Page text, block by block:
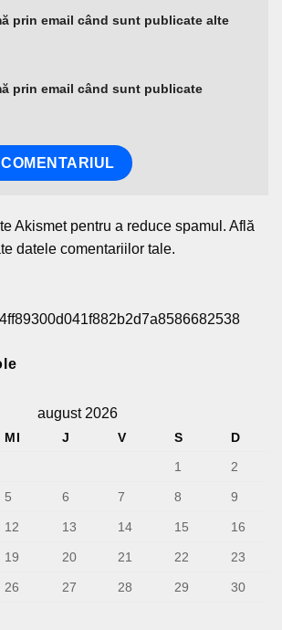
prin email când sunt publicate alte
prin email când sunt publicate
Akismet pentru a reduce spamul. Află
datele comentariilor tale.
august 2026
MI J V S
D
1
2
5 6 7 8 9
12 13 14 15 16
19 20 21 22 23
26 27 28 29 30